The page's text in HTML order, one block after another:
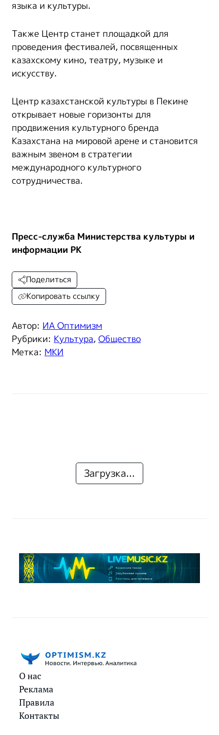
языка и культуры.
Также Центр станет площадкой для
проведения фестивалей, посвященных
казахскому кино, театру, музыке и
искусству.
Центр казахстанской культуры в Пекине
открывает новые горизонты для
продвижения культурного бренда
Казахстана на мировой арене и становится
важным звеном в стратегии
международного культурного
сотрудничества.
Пресс-служба Министерства культуры и
информации РК
Автор: ИА Оптимизм
Рубрики: Культура, Общество
Метка: МКИ
Поделиться
Копировать ссылку
Загрузка...
О нас
Реклама
Правила
Контакты